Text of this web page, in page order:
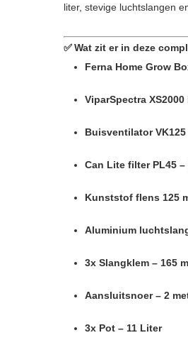
liter, stevige luchtslangen
✅Wat zit er in deze
Ferna Home Grow
ViparSpectra
Buisventilator VK125
Can Lite filter PL45 –
Kunststof flens 125
Aluminium
3x Slangklem – 165
Aansluitsnoer – 2
3x Pot – 11 Liter